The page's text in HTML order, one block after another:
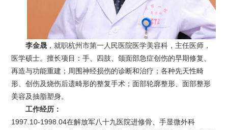
李金晟 ，就职杭州市第一人民医院医学美容科，主任医师，
医学硕士。擅长项目：手、四肢、颌面部急症创伤的早期修复、
再造与功能重建；周围神经损伤的诊断和治疗；各种先天性畸
形、创伤及烧伤后遗畸形的整复手术；面部轮廓整形、面部整形
美容及抽脂塑身。
工作经历：
1997.10-1998.04在解放军八十九医院进修骨、手显微外科